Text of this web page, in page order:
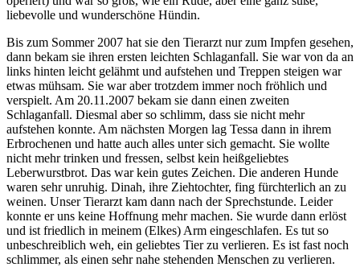
liebevolle und wunderschöne Hündin.
Bis zum Sommer 2007 hat sie den Tierarzt nur zum Impfen gesehen,
dann bekam sie ihren ersten leichten Schlaganfall. Sie war von da an
links hinten leicht gelähmt und aufstehen und Treppen steigen war
etwas mühsam. Sie war aber trotzdem immer noch fröhlich und
verspielt. Am 20.11.2007 bekam sie dann einen zweiten
Schlaganfall. Diesmal aber so schlimm, dass sie nicht mehr
aufstehen konnte. Am nächsten Morgen lag Tessa dann in ihrem
Erbrochenen und hatte auch alles unter sich gemacht. Sie wollte
nicht mehr trinken und fressen, selbst kein heißgeliebtes
Leberwurstbrot. Das war kein gutes Zeichen. Die anderen Hunde
waren sehr unruhig. Dinah, ihre Ziehtochter, fing fürchterlich an zu
weinen. Unser Tierarzt kam dann nach der Sprechstunde. Leider
konnte er uns keine Hoffnung mehr machen. Sie wurde dann erlöst
und ist friedlich in meinem (Elkes) Arm eingeschlafen. Es tut so
unbeschreiblich weh, ein geliebtes Tier zu verlieren. Es ist fast noch
schlimmer, als einen sehr nahe stehenden Menschen zu verlieren.